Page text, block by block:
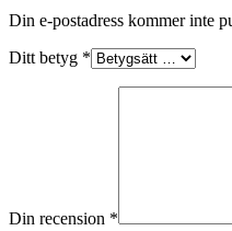
Din e-postadress kommer inte
Ditt betyg *
Din recension *